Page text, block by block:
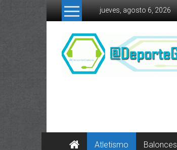
Skip to content
jueves, agosto 6, 2026
Atletismo